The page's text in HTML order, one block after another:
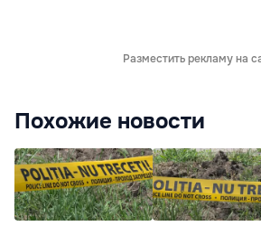
Разместить рекламу на
Похожие новости